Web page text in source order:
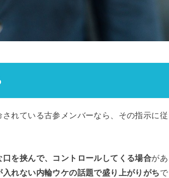
れている古参メンバーなら、その指示に従
口を挟んで、コントロールしてくる場合があ
入れない内輪ウケの話題で盛り上がりがちで